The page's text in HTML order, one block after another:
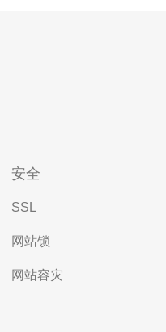
安全
SSL
网站锁
网站容灾